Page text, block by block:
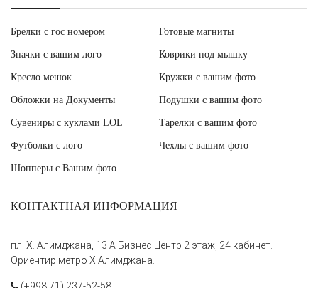
Брелки с гос номером Готовые магниты
Значки с вашим лого Коврики под мышку
Кресло мешок Кружки с вашим фото
Обложки на Документы Подушки с вашим фото
Сувениры с куклами LOL Тарелки с вашим фото
Футболки с лого Чехлы с вашим фото
Шопперы с Вашим фото
КОНТАКТНАЯ ИНФОРМАЦИЯ
пл. Х. Алимджана, 13 А Бизнес Центр 2 этаж, 24 кабинет.
Ориентир метро Х.Алимджана.